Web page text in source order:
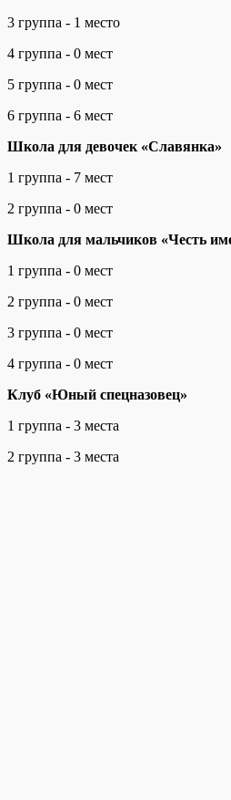
3 группа - 1 место
4 группа - 0 мест
5 группа - 0 мест
6 группа - 6 мест
Школа для девочек «Славянка»
1 группа - 7 мест
2 группа - 0 мест
Школа для мальчиков «Честь
1 группа - 0 мест
2 группа - 0 мест
3 группа - 0 мест
4 группа - 0 мест
Клуб «Юный спецназовец»
1 группа - 3 места
2 группа - 3 места